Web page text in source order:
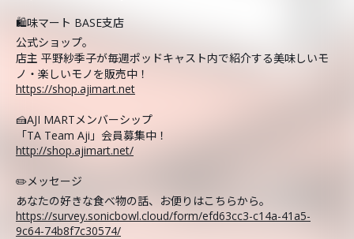
🛍️味マート BASE支店
公式ショップ。
店主 平野紗季子が毎週ポッドキャスト内で紹介する美味しいモ
ノ・楽しいモノを販売中！
https://shop.ajimart.net
🍰AJI MARTメンバーシップ
「TA Team Aji」会員募集中！
http://shop.ajimart.net/
✏️メッセージ
あなたの好きな食べ物の話、お便りはこちらから。
https://survey.sonicbowl.cloud/form/efd63cc3-c14a-41a5-
9c64-74b8f7c30574/